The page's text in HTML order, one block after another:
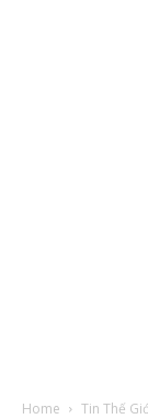
Home Tin Thế